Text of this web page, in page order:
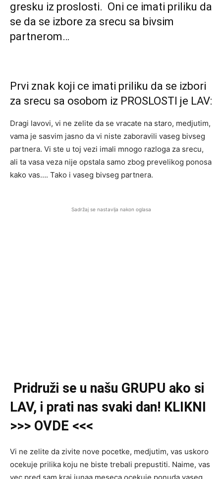
gresku iz proslosti. Oni ce imati priliku da
se da se izbore za srecu sa bivsim
partnerom…
Prvi znak koji ce imati priliku da se izbori
za srecu sa osobom iz PROSLOSTI je LAV:
Dragi lavovi, vi ne zelite da se vracate na staro, medjutim,
vama je sasvim jasno da vi niste zaboravili vaseg bivseg
partnera. Vi ste u toj vezi imali mnogo razloga za srecu,
ali ta vasa veza nije opstala samo zbog prevelikog ponosa
kako vas…. Tako i vaseg bivseg partnera.
Sadržaj se nastavlja nakon oglasa
Pridruži se u našu GRUPU ako si
LAV, i prati nas svaki dan! KLIKNI
>>> OVDE <<<
Vi ne zelite da zivite nove pocetke, medjutim, vas uskoro
ocekuje prilika koju ne biste trebali prepustiti. Naime, vas